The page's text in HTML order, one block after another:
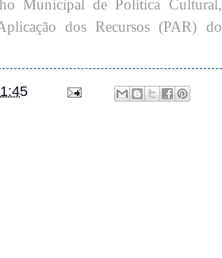
Municipal de Política Cultural,
dos Recursos (PAR) do